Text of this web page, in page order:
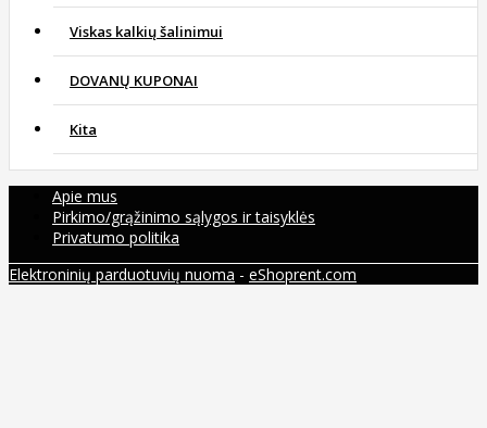
Viskas kalkių šalinimui
DOVANŲ KUPONAI
Kita
Apie mus
Pirkimo/grąžinimo sąlygos ir taisyklės
Privatumo politika
Elektroninių parduotuvių nuoma - eShoprent.com